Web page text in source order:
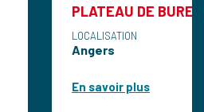
PLATEAU DE BUREAUX A
En savoir plus